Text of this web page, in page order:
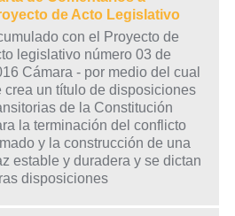
de Acto Legislativo
con el Proyecto de
legislativo número 03 de
Cámara - por medio del cual
crea un título de disposiciones
de la Constitución
la terminación del conflicto
y la construcción de una
estable y duradera y se dictan
disposiciones